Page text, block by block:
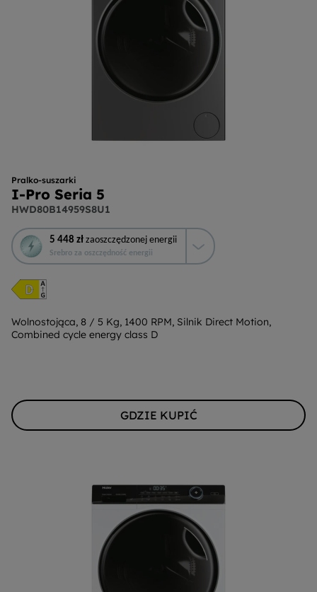
Pralko-suszarki
I-Pro Seria 5
HWD80B14959S8U1
5 448 zł zaoszczędzonej energii
Srebro za oszczędność energii
To
działanie
otworzy
narzędzie
do
energii
Youreko.
Wolnostojąca, 8 / 5 Kg, 1400 RPM, Silnik Direct Motion,
Combined cycle energy class D
GDZIE KUPIĆ